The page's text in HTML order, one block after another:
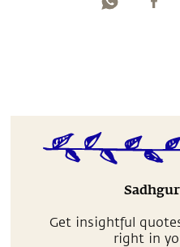
Get insightful
right in